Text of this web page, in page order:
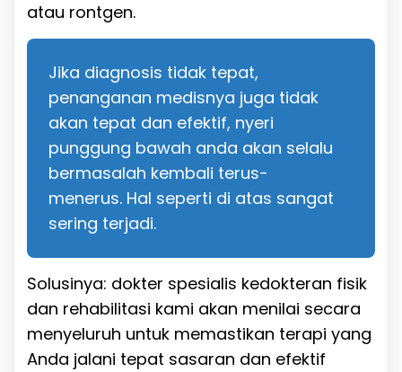
atau rontgen.
Jika diagnosis tidak tepat,
penanganan medisnya juga tidak
akan tepat dan efektif, nyeri
punggung bawah anda akan selalu
bermasalah kembali terus-
menerus. Hal seperti di atas sangat
sering terjadi.
Solusinya: dokter spesialis kedokteran fisik
dan rehabilitasi kami akan menilai secara
menyeluruh untuk memastikan terapi yang
Anda jalani tepat sasaran dan efektif